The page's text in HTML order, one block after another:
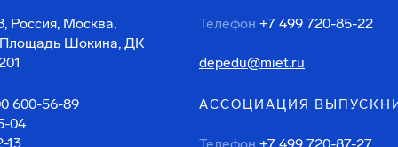
Россия, Москва,
Площадь Шокина, ДК
600-56-89
04
13
Телефон +7 499 720-85-22
depedu@miet.ru
АССОЦИАЦИЯ